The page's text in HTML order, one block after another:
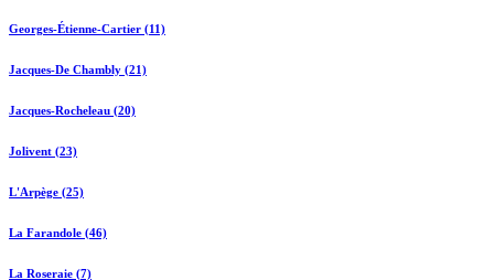
Georges-Étienne-Cartier (11)
Jacques-De Chambly (21)
Jacques-Rocheleau (20)
Jolivent (23)
L'Arpège (25)
La Farandole (46)
La Roseraie (7)